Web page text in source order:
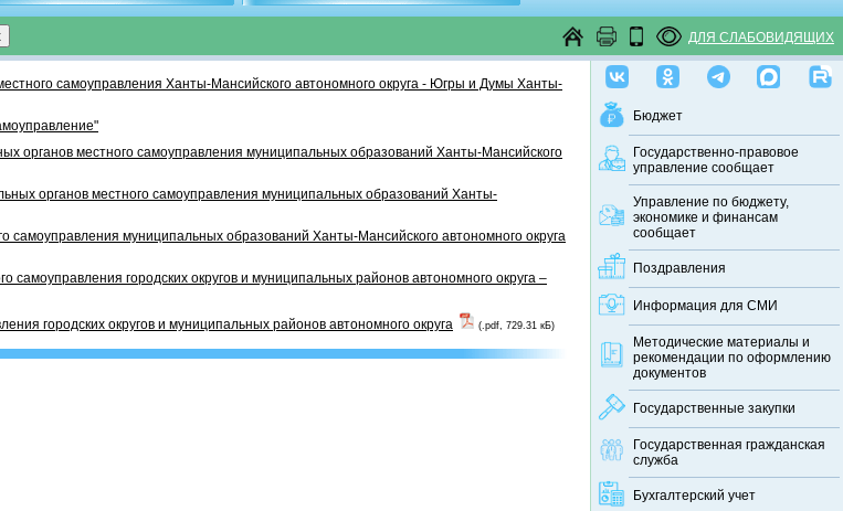
ДЛЯ СЛАБОВИДЯЩИХ
Бюджет
Государственно-правовое
управление сообщает
Управление по бюджету,
экономике и финансам
сообщает
Поздравления
Информация для СМИ
Методические материалы и
рекомендации по оформлению
документов
Государственные закупки
Государственная гражданская
служба
Бухгалтерский учет
самоуправления Ханты-Мансийского автономного округа - Югры и Думы Ханты-
органов местного самоуправления муниципальных образований Ханты-Мансийского
органов местного самоуправления муниципальных образований Ханты-
самоуправления муниципальных образований Ханты-Мансийского автономного округа
самоуправления городских округов и муниципальных районов автономного округа –
городских округов и муниципальных районов автономного округа
(.pdf, 729.31 кБ)